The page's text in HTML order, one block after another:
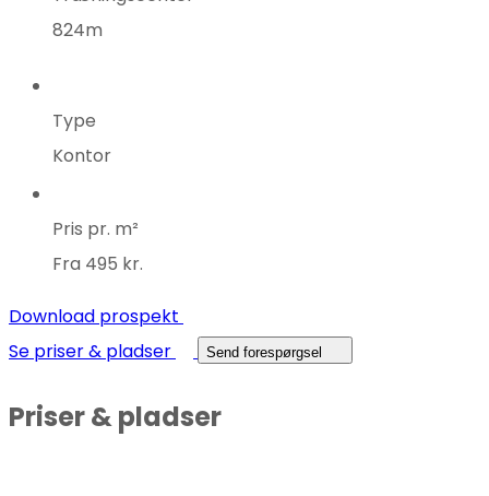
824m
Type
Kontor
Pris pr. m²
Fra 495 kr.
Download prospekt
Se priser & pladser
Send forespørgsel
Priser & pladser